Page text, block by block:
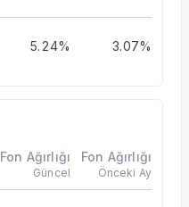
5.24% 3.07%
Fon Ağırlığı
Güncel
Fon Ağırlığı
Önceki Ay